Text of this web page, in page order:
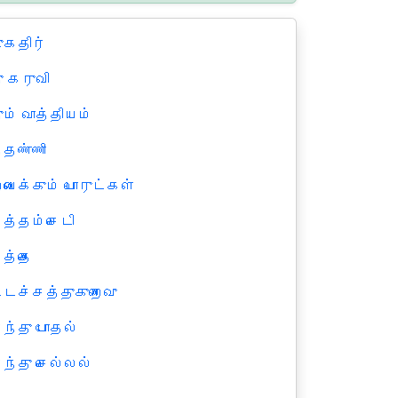
கருவி
வாத்தியம்
பொருட்கள்
போதல்
செல்லல்